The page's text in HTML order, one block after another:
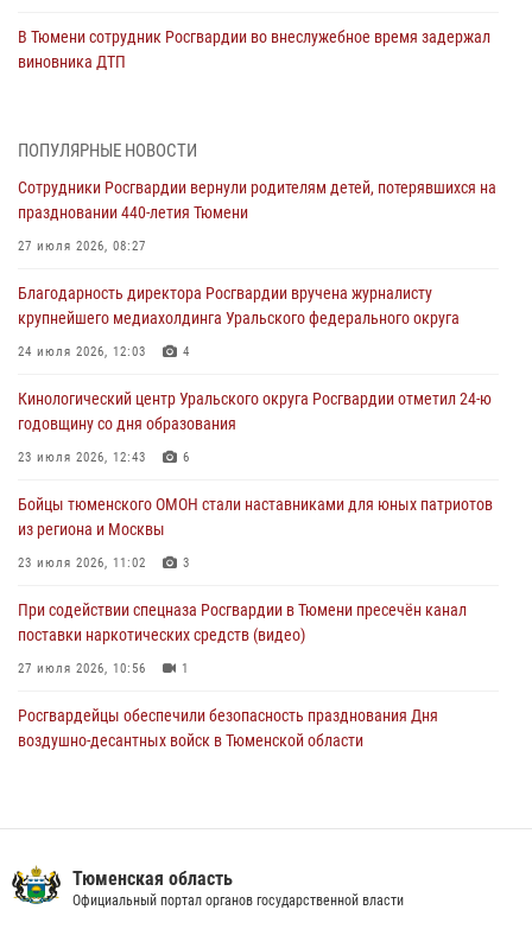
В Тюмени сотрудник Росгвардии во внеслужебное время задержал
виновника ДТП
Со 101-м Днём рождения поздравили сотрудники Росгвардии
04 августа 2026, 11:07
Спецназ Росгвардии провел комплексную тренировку в полевых
04 августа 2026, 06:28
Тюменские правоохранители провели соревнования по стрельбе
03 августа 2026, 07:35
Росгвардия противодействует БПЛА ВСУ на южном направлении
03 августа 2026, 07:29
ПОПУЛЯРНЫЕ НОВОСТИ
Сотрудники Росгвардии вернули родителям детей, потерявшихся на
праздновании 440-летия Тюмени
27 июля 2026, 08:27
Благодарность директора Росгвардии вручена журналисту
крупнейшего медиахолдинга Уральского федерального округа
24 июля 2026, 12:03 4
Кинологический центр Уральского округа Росгвардии отметил 24-ю
годовщину со дня образования
23 июля 2026, 12:43 6
Бойцы тюменского ОМОН стали наставниками для юных патриотов
из региона и Москвы
23 июля 2026, 11:02 3
При содействии спецназа Росгвардии в Тюмени пресечён канал
поставки наркотических средств (видео)
27 июля 2026, 10:56 1
Росгвардейцы обеспечили безопасность празднования Дня
воздушно-десантных войск в Тюменской области
10 июля 2026, 11:46 7
Тюменская область
Официальный портал органов государственной власти